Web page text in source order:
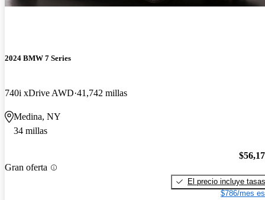
2024 BMW 7 Series
740i xDrive AWD 41,742 millas
Medina, NY
34 millas
Gran oferta
El precio incluye tasas
$786/mes